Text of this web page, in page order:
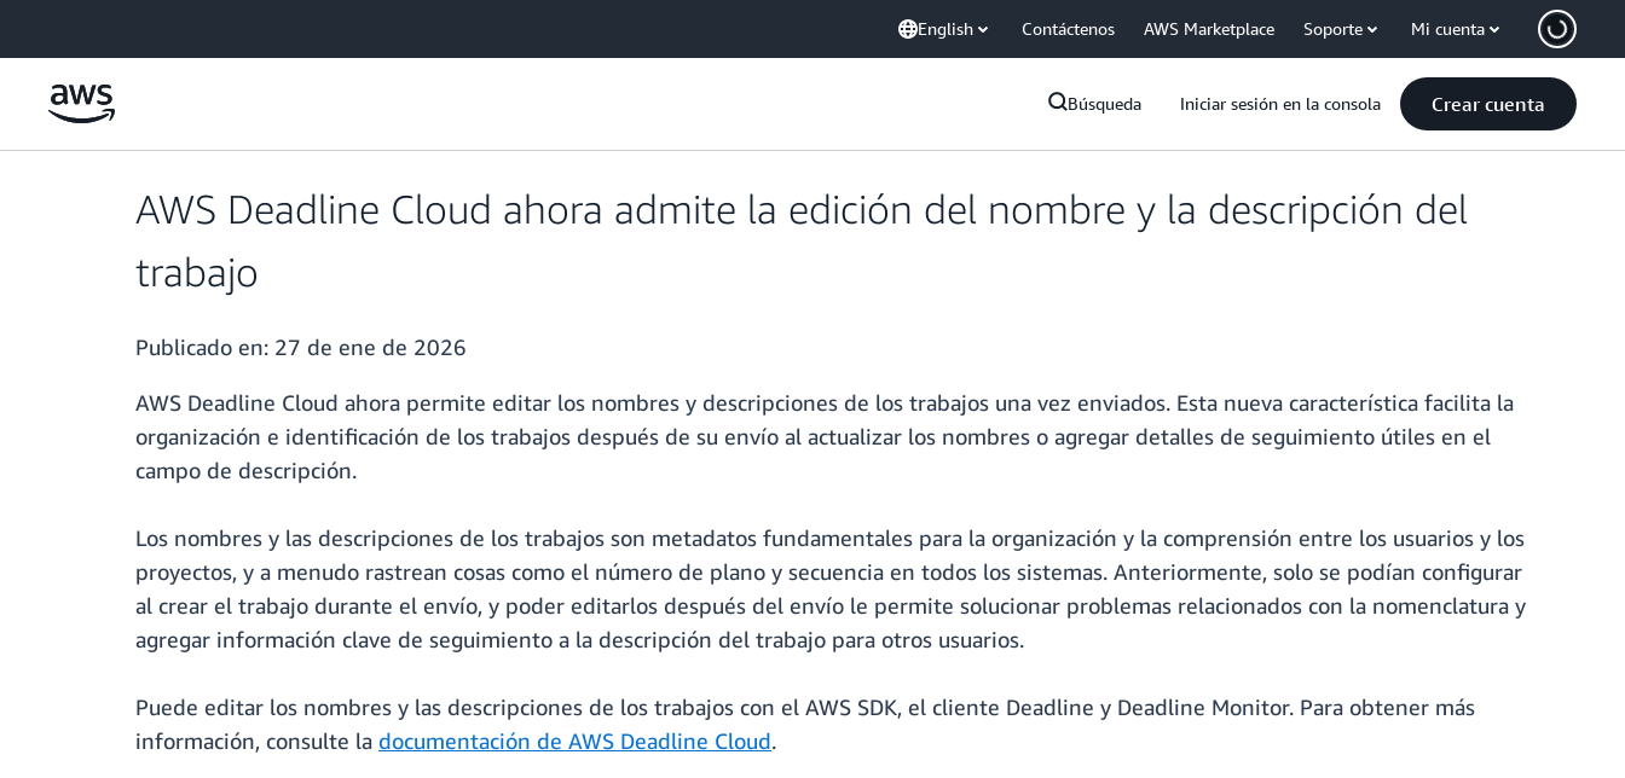
English Contáctenos AWS Marketplace Soporte Mi cuenta
Búsqueda Iniciar sesión en la consola Crear cuenta
AWS Deadline Cloud ahora admite la edición del nombre y la descripción del
trabajo
Publicado en: 27 de ene de 2026
AWS Deadline Cloud ahora permite editar los nombres y descripciones de los trabajos una vez enviados. Esta nueva característica facilita la
organización e identificación de los trabajos después de su envío al actualizar los nombres o agregar detalles de seguimiento útiles en el
campo de descripción.
Los nombres y las descripciones de los trabajos son metadatos fundamentales para la organización y la comprensión entre los usuarios y los
proyectos, y a menudo rastrean cosas como el número de plano y secuencia en todos los sistemas. Anteriormente, solo se podían configurar
al crear el trabajo durante el envío, y poder editarlos después del envío le permite solucionar problemas relacionados con la nomenclatura y
agregar información clave de seguimiento a la descripción del trabajo para otros usuarios.
Puede editar los nombres y las descripciones de los trabajos con el AWS SDK, el cliente Deadline y Deadline Monitor. Para obtener más
información, consulte la documentación de AWS Deadline Cloud.